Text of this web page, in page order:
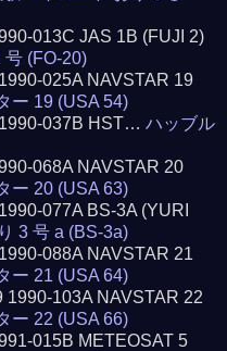
013C JAS 1B (FUJI 2)
号 (FO-20)
025A NAVSTAR 19
ー 19 (USA 54)
1990-037B HST…ハッブル
068A NAVSTAR 20
ー 20 (USA 63)
077A BS-3A (YURI
3 号 a (BS-3a)
088A NAVSTAR 21
ー 21 (USA 64)
1990-103A NAVSTAR 22
ー 22 (USA 66)
015B METEOSAT 5